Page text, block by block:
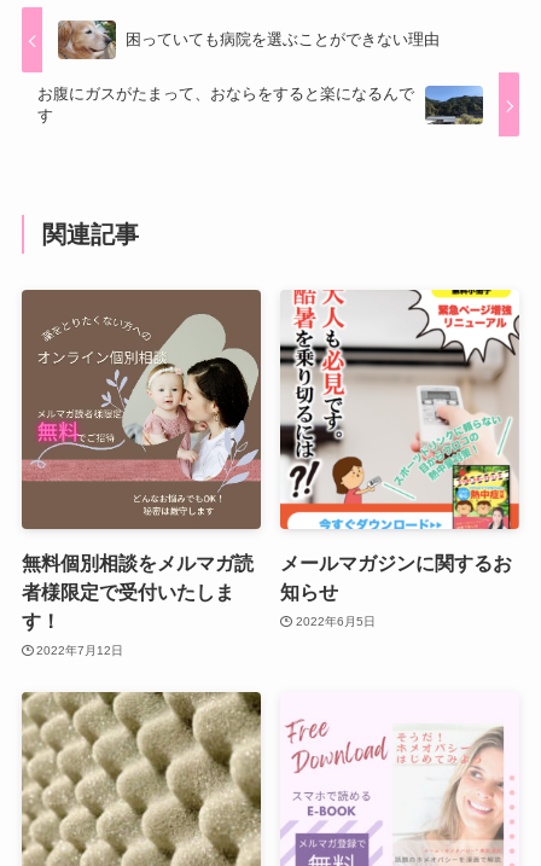
困っていても病院を選ぶことができない理由
お腹にガスがたまって、おならをすると楽になるんで
す
関連記事
無料個別相談をメルマガ読
者様限定で受付いたしま
す！
2022年7月12日
メールマガジンに関するお
知らせ
2022年6月5日